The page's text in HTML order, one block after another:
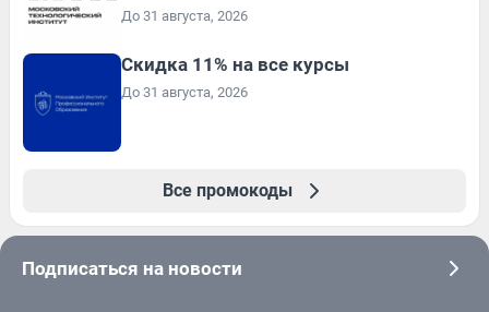
До 31 августа, 2026
Скидка 11% на все курсы
До 31 августа, 2026
Все промокоды
Подписаться на новости